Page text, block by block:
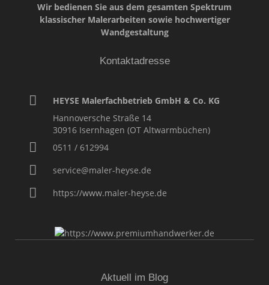
Wir bedienen Sie aus dem gesamten Spektrum
klassischer Malerarbeiten sowie hochwertiger
Wandgestaltung
Kontaktadresse
HEYSE Malerfachbetrieb GmbH & Co. KG
Hannoversche Straße 14
30916 Isernhagen (OT Altwarmbüchen)
0511 / 612994
service@maler-heyse.de
https://www.maler-heyse.de
Aktuell im Blog